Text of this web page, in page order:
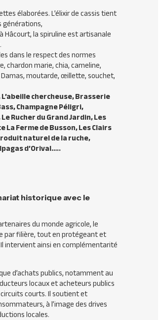
élaborées. L’élixir de cassis tient
générations,
Hâcourt, la spiruline est artisanale
dans le respect des normes
chardon marie, chia, cameline,
moutarde, œillette, souchet,
L’abeille chercheuse, Brasserie
Champagne Péligri,
Rucher du Grand Jardin, Les
La Ferme de Busson, Les Clairs
naturel de la ruche,
d’Orival…..
historique avec le
du monde agricole, le
par filière, tout en protégeant et
intervient ainsi en complémentarité
d’achats publics, notamment au
locaux et acheteurs publics
courts. Il soutient et
à l’image des drives
locales.